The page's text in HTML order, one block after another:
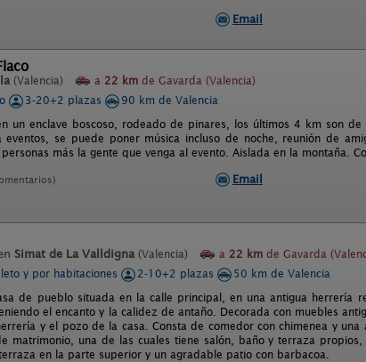
Email
(Valencia) a 22 km de Gavarda (Valencia)
3-20+2 plazas
90 km de Valencia
un enclave boscoso, rodeado de pinares, los últimos 4 km son
eventos, se puede poner música incluso de noche, reunión de
más la gente que venga al evento. Aislada en la montaña.
Email
Simat de La Valldigna (Valencia) a 22 km de Gavarda
y por habitaciones
2-10+2 plazas
50 km de Valencia
de pueblo situada en la calle principal, en una antigua herrería
el encanto y la calidez de antaño. Decorada con muebles
y el pozo de la casa. Consta de comedor con chimenea y
matrimonio, una de las cuales tiene salón, baño y terraza
en la parte superior y un agradable patio con barbacoa.